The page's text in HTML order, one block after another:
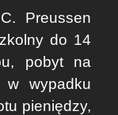
Preussen
do 14
pobyt na
w wypadku
pieniędzy,